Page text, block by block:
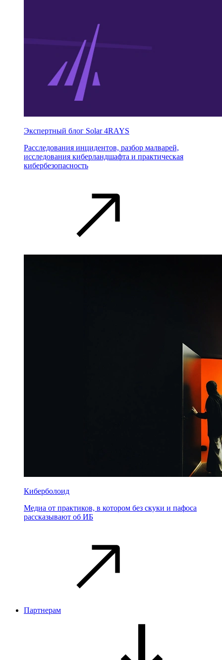
Экспертный блог Solar 4RAYS
Расследования инцидентов, разбор малварей,
исследования киберландшафта и практическая
кибербезопасность
Киберболоид
Медиа от практиков, в котором без скуки и пафоса
рассказывают об ИБ
Партнерам